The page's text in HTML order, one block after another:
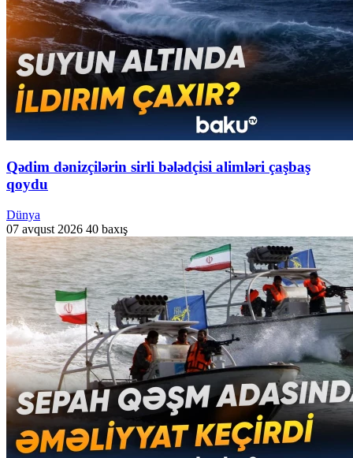
Qədim dənizçilərin sirli bələdçisi alimləri çaşbaş
qoydu
Dünya
07 avqust 2026 40 baxış